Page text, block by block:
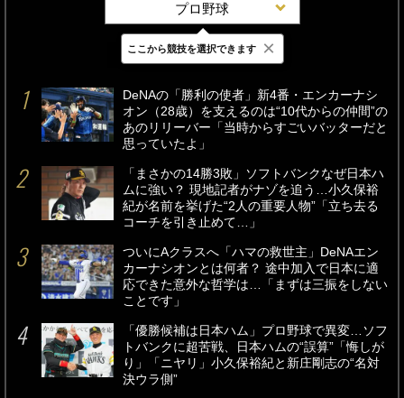
プロ野球
最新 24時間 週間
DeNAの「勝利の使者」新4番・エンカーナシ
オン（28歳）を支えるのは“10代からの仲間”の
あのリリーバー「当時からすごいバッターだと
思っていたよ」
「まさかの14勝3敗」ソフトバンクなぜ日本ハ
ムに強い？ 現地記者がナゾを追う…小久保裕
紀が名前を挙げた“2人の重要人物”「立ち去る
コーチを引き止めて…」
ついにAクラスへ「ハマの救世主」DeNAエン
カーナシオンとは何者？ 途中加入で日本に適
応できた意外な哲学は…「まずは三振をしない
ことです」
「優勝候補は日本ハム」プロ野球で異変…ソフ
トバンクに超苦戦、日本ハムの“誤算”「悔しが
り」「ニヤリ」小久保裕紀と新庄剛志の“名対
決ウラ側”
ここから競技を選択できます ×